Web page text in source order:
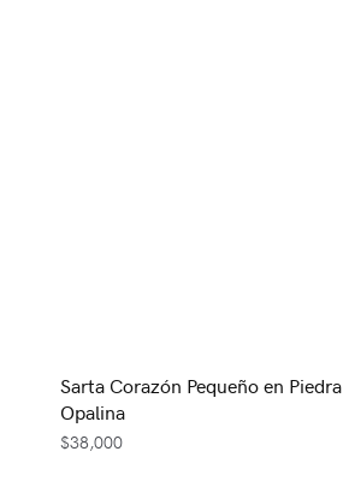
Sarta Corazón Pequeño en Piedra
Opalina
$38,000